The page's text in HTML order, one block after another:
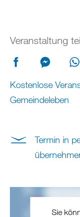
Veranstaltung
Kostenlose
Gemeindeleben
Termin in
Sie